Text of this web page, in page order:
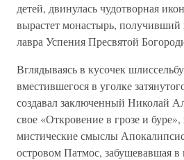
детей, двинулась чудотворная
вырастет монастырь, получивший
лавра Успения Пресвятой
Вглядываясь в кусочек
вместившегося в уголке
создавал заключенный Николай
свое «Откровение в грозе и буре»,
мистические смыслы
островом Патмос, забушевавшая в